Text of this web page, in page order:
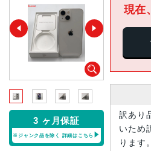
3 ヶ月保証
※ジャンク品を除く 詳細はこちら
現在
訳あり
いため
ります